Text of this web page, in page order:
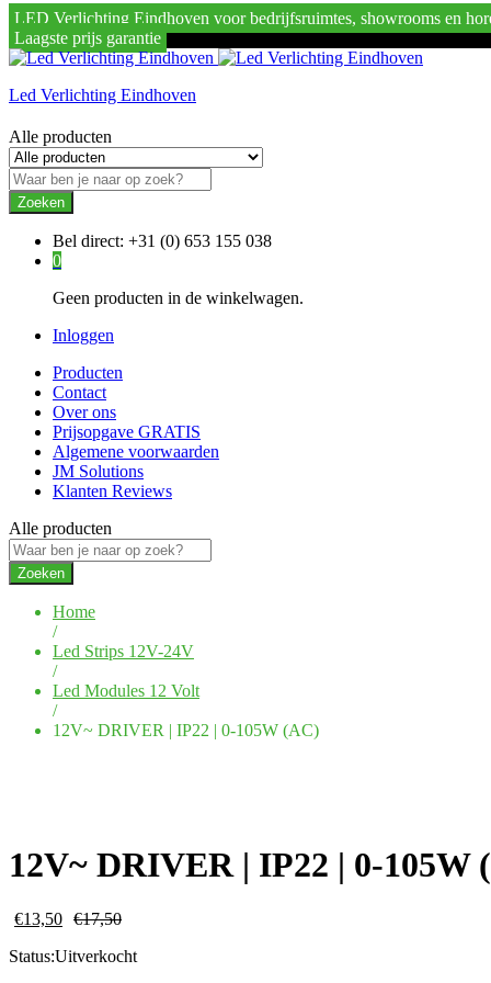
LED Verlichting Eindhoven voor bedrijfsruimtes, showrooms en
Laagste prijs garantie
Led Verlichting Eindhoven
Alle producten
Zoeken
Bel direct: +31 (0) 653 155 038
0
Geen producten in de winkelwagen.
Inloggen
Producten
Contact
Over ons
Prijsopgave GRATIS
Algemene voorwaarden
JM Solutions
Klanten Reviews
Alle producten
Zoeken
Home
/
Led Strips 12V-24V
/
Led Modules 12 Volt
/
12V~ DRIVER | IP22 | 0-105W (AC)
12V~ DRIVER | IP22 | 0-105W
€13,50 €17,50
Status:Uitverkocht